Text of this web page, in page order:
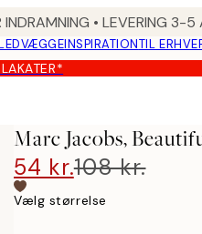
• LEVERING 3-5
INSPIRATIONTIL
Marc Jacobs,
54 kr.108 kr.
Vælg størrelse